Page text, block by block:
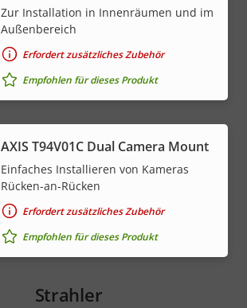
Zur Installation in Innenräumen und im
Außenbereich
Erfordert zusätzliches Zubehör
Empfohlen für dieses Produkt
AXIS T94V01C Dual Camera Mount
Einfaches Installieren von Kameras
Rücken-an-Rücken
Erfordert zusätzliches Zubehör
Empfohlen für dieses Produkt
Strahler